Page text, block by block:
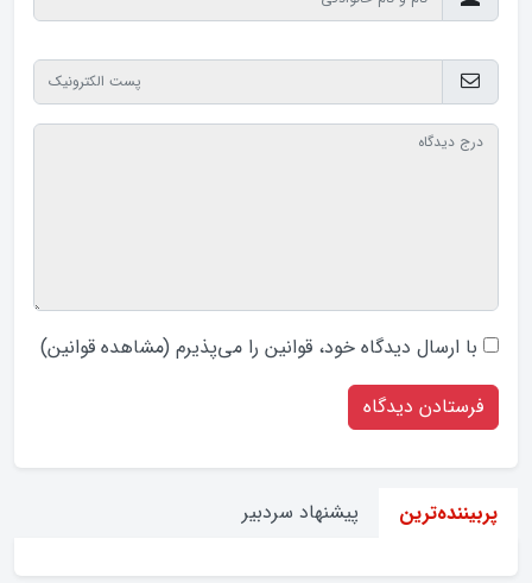
با ارسال دیدگاه‌ خود، قوانین را می‌پذیرم (مشاهده قوانین)
پربیننده‌ترین پیشنهاد سردبیر